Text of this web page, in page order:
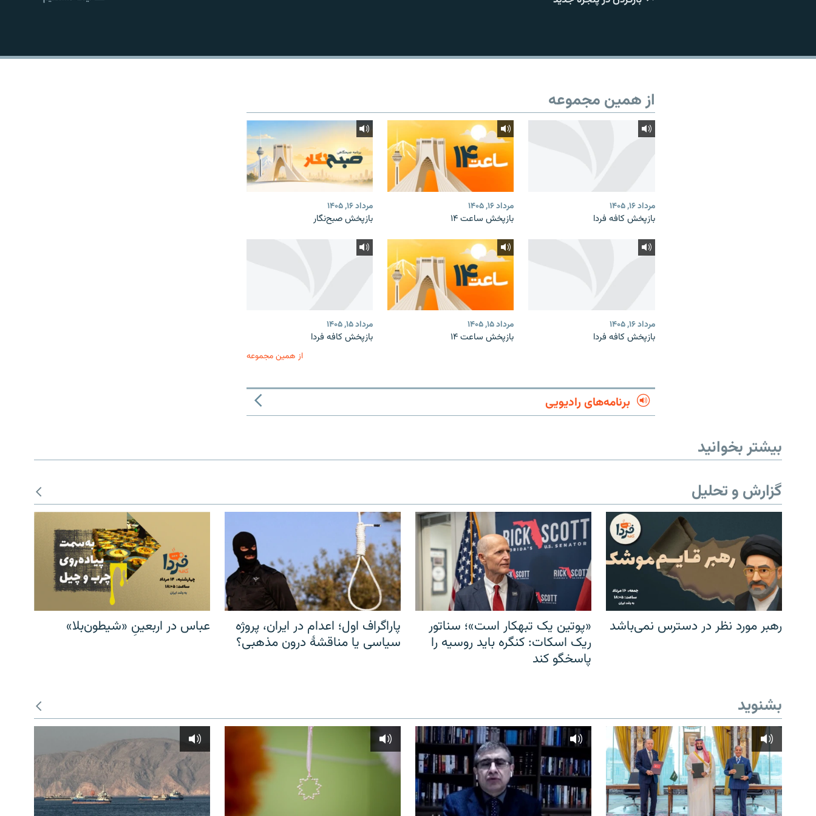
EMBED
از همین مجموعه
مرداد ۱۶, ۱۴۰۵
بازپخش کافه فردا
مرداد ۱۶, ۱۴۰۵
بازپخش ساعت ۱۴
مرداد ۱۶, ۱۴۰۵
بازپخش صبح‌نگار
مرداد ۱۶, ۱۴۰۵
بازپخش کافه فردا
مرداد ۱۵, ۱۴۰۵
بازپخش ساعت ۱۴
مرداد ۱۵, ۱۴۰۵
بازپخش کافه فردا
از همین مجموعه
برنامه‌های رادیویی
بیشتر بخوانید
گزارش و تحلیل
رهبر مورد نظر در دسترس نمی‌باشد
«پوتین یک تبهکار است»؛ سناتور
ریک اسکات: کنگره باید روسیه را
پاسخگو کند
پاراگراف اول؛ اعدام در ایران، پروژه
سیاسی یا مناقشهٔ درون مذهبی؟
عباس در اربعینِ «شیطون‌بلا»
بشنوید